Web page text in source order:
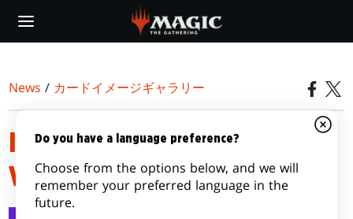
main
News / カードイメージギャラリー
INNISTRAD: CRIMSON VOW
VARIANTS
Do you have a language preference?
Choose from the options below, and we will
remember your preferred language in the
future.